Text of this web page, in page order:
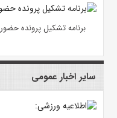
برنامه تشکیل پرونده
سایر اخبار عمومی